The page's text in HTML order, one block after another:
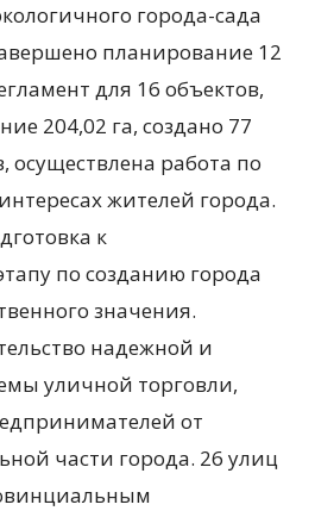
города-сада
планирование 12
для 16 объектов,
204,02 га, создано 77
осуществлена работа по
жителей города.
к
по созданию города
значения.
надежной и
уличной торговли,
от
части города. 26 улиц